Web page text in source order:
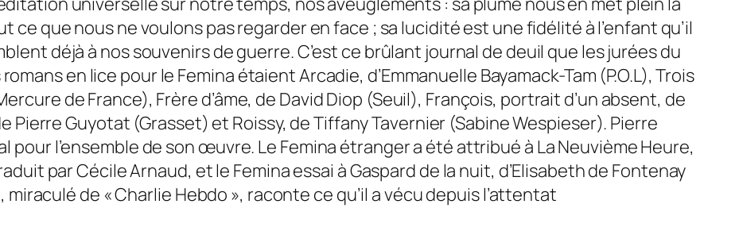
ce que nous ne voulons pas regarder en face ; sa lucidité est une fidélité à l’enfant qu’il
déjà à nos souvenirs de guerre. C’est ce brûlant journal de deuil que les jurées du
en lice pour le Femina étaient Arcadie, d’Emmanuelle Bayamack-Tam (P.O.L), Trois
de France), Frère d’âme, de David Diop (Seuil), François, portrait d’un absent, de
Pierre Guyotat (Grasset) et Roissy, de Tiffany Tavernier (Sabine Wespieser). Pierre
pour l’ensemble de son œuvre. Le Femina étranger a été attribué à La Neuvième Heure,
par Cécile Arnaud, et le Femina essai à Gaspard de la nuit, d’Elisabeth de Fontenay
de « Charlie Hebdo », raconte ce qu’il a vécu depuis l’attentat